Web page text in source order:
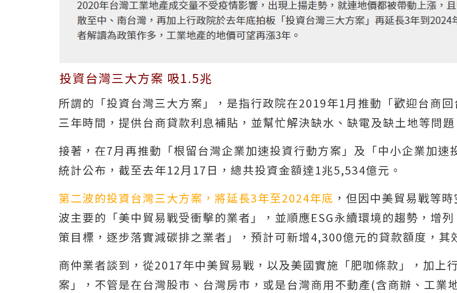
投資台灣三大方案 吸1.5兆
所謂的「投資台灣三大方案」，是指行政院在2019年1月推動「歡迎台商
三年時間，提供台商貸款利息補貼，並幫忙解決缺水、缺電及缺土地等問
接著，在7月再推動「根留台灣企業加速投資行動方案」及「中小企業加速
統計公布，截至去年12月17日，總共投資金額達1兆5,534億元。
第二波的投資台灣三大方案，將延長3年至2024年底 ，但因中美貿易戰等
波主要的「美中貿易戰受衝擊的業者」，並順應ESG永續環境的趨勢，增
策目標，逐步落實減碳排之業者」，預計可新增4,300億元的貸款額度，其
商仲業者談到，從2017年中美貿易戰，以及美國實施「肥咖條款」，加上
案」，不管是在台灣股市、台灣房市，或是台灣商用不動產(含商辦、工業